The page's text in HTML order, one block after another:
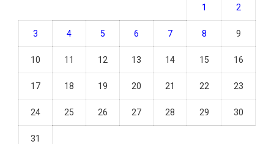
1 2
3 4 5 6 7 8 9
10 11 12 13 14 15 16
17 18 19 20 21 22 23
24 25 26 27 28 29 30
31